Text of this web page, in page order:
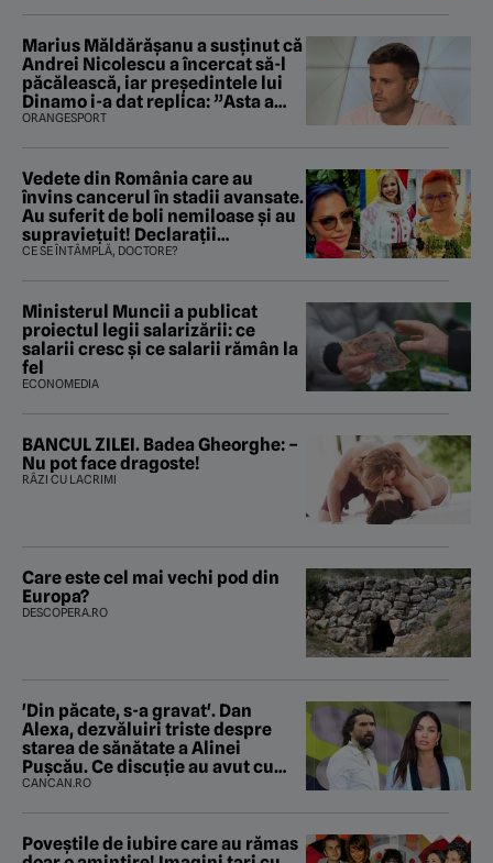
Marius Măldărăşanu a susţinut că
Andrei Nicolescu a încercat să-l
păcălească, iar preşedintele lui
Dinamo i-a dat replica: ”Asta a
fost istoria”
ORANGESPORT
Vedete din România care au
învins cancerul în stadii avansate.
Au suferit de boli nemiloase şi au
supravieţuit! Declarații
sfâșietoare
CE SE ÎNTÂMPLĂ, DOCTORE?
Ministerul Muncii a publicat
proiectul legii salarizării: ce
salarii cresc și ce salarii rămân la
fel
ECONOMEDIA
BANCUL ZILEI. Badea Gheorghe: –
Nu pot face dragoste!
RÂZI CU LACRIMI
Care este cel mai vechi pod din
Europa?
DESCOPERA.RO
'Din păcate, s-a gravat'. Dan
Alexa, dezvăluiri triste despre
starea de sănătate a Alinei
Pușcău. Ce discuție au avut cu
două zile în urmă
CANCAN.RO
Poveştile de iubire care au rămas